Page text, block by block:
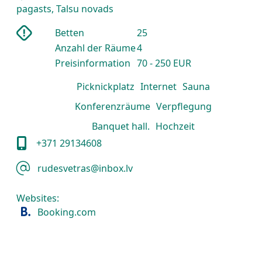
pagasts, Talsu novads
Betten
25
Anzahl der Räume4
Preisinformation 70 - 250 EUR
Picknickplatz Internet Sauna
Konferenzräume Verpflegung
Banquet hall. Hochzeit
+371 29134608
rudesvetras@inbox.lv
Websites:
Booking.com